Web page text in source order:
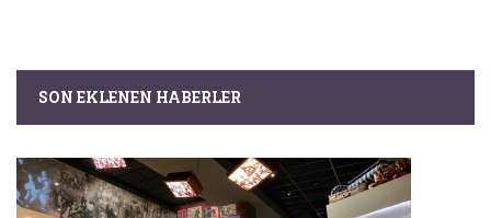
SON EKLENEN HABERLER